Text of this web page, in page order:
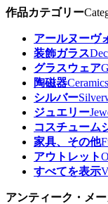
作品カテゴリー
アールヌーヴ
装飾ガラス
グラスウェア
陶磁器Ceramics
シルバー
ジュエリー
コスチューム
家具、その他
アウトレット
すべてを表示
アンティーク・メ